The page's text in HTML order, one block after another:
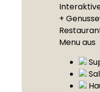
+
Menu aus